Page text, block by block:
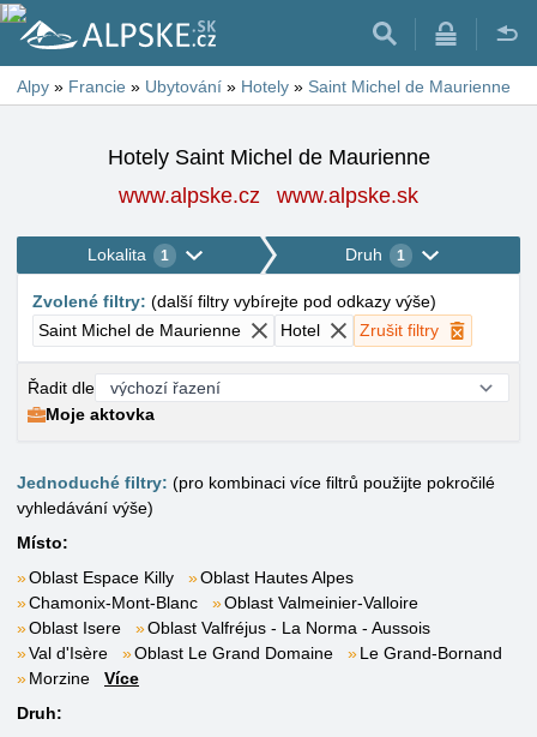
Alpy » Francie » Ubytování » Hotely » Saint Michel de Maurienne
Hotely Saint Michel de Maurienne
www.alpske.cz
www.alpske.sk
Lokalita 1 Druh 1
Zvolené filtry: (další filtry vybírejte pod odkazy výše)
Saint Michel de Maurienne
Hotel Zrušit filtry
Řadit dle
Moje aktovka
Jednoduché filtry: (pro kombinaci více filtrů použijte pokročilé
vyhledávání výše)
Místo:
Oblast Espace Killy
Oblast Hautes Alpes
Chamonix-Mont-Blanc
Oblast Valmeinier-Valloire
Oblast Isere
Oblast Valfréjus - La Norma - Aussois
Val d'Isère
Oblast Le Grand Domaine
Le Grand-Bornand
Morzine
Více
Druh: